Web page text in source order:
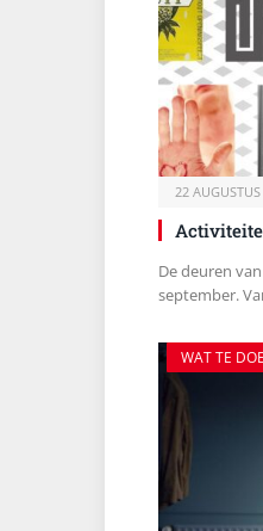
22
De deuren
september.
WAT TE